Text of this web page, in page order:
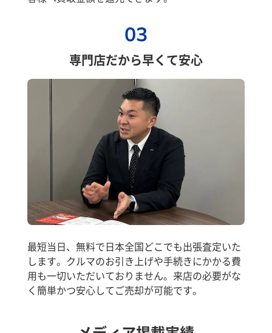
03
専門店だから早くて安心
最短当日、無料で日本全国どこでも出張査定いた
します。クルマのお引き上げや手続きにかかる費
用も一切いただいておりません。来店の必要がな
く簡単かつ安心してご売却が可能です。